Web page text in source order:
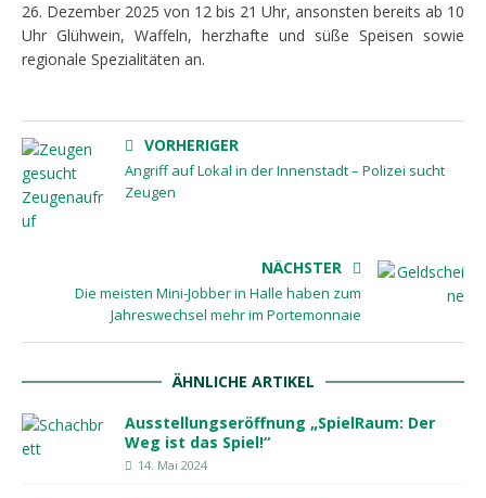
26. Dezember 2025 von 12 bis 21 Uhr, ansonsten bereits ab 10
Uhr Glühwein, Waffeln, herzhafte und süße Speisen sowie
regionale Spezialitäten an.
VORHERIGER
Angriff auf Lokal in der Innenstadt – Polizei sucht
Zeugen
NÄCHSTER
Die meisten Mini-Jobber in Halle haben zum
Jahreswechsel mehr im Portemonnaie
ÄHNLICHE ARTIKEL
Ausstellungseröffnung „SpielRaum: Der
Weg ist das Spiel!“
14. Mai 2024